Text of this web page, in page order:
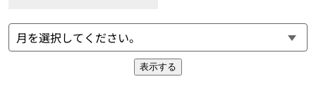
表示する